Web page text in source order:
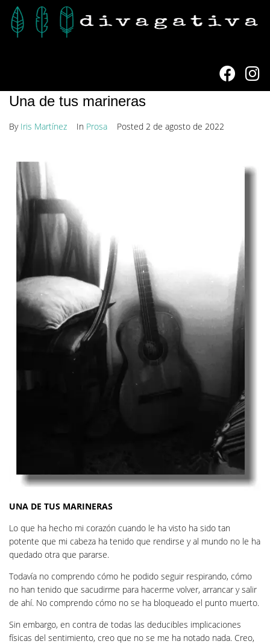
Una de tus marineras
By Iris Martínez In Prosa Posted 2 de agosto de 2022
UNA DE TUS MARINERAS
Lo que ha hecho mi corazón cuando le ha visto ha sido tan
potente que mi cabeza ha tenido que rendirse y al mundo no le ha
quedado otra que pararse.
Todavía no comprendo cómo he podido seguir respirando, cómo
no han tenido que sacudirme para hacerme volver, arrancar y salir
de ahí. No comprendo cómo no se ha bloqueado el punto muerto.
Sin embargo, en contra de todas las deducibles implicaciones
físicas del sentimiento, creo que no se me ha notado nada. Creo,